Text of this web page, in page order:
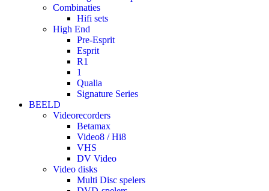
Combinaties
Hifi sets
High End
Pre-Esprit
Esprit
R1
1
Qualia
Signature Series
BEELD
Videorecorders
Betamax
Video8 / Hi8
VHS
DV Video
Video disks
Multi Disc spelers